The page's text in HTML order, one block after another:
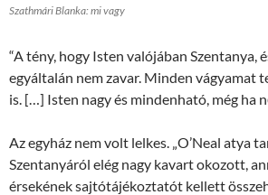
Szathmári Blanka: mi vagy
“A tény, hogy Isten valójában Szentanya,
egyáltalán nem zavar. Minden vágyamat
is. […] Isten nagy és mindenható, még ha
Az egyház nem volt lelkes. „O’Neal atya
Szentanyáról elég nagy kavart okozott,
érsekének sajtótájékoztatót kellett